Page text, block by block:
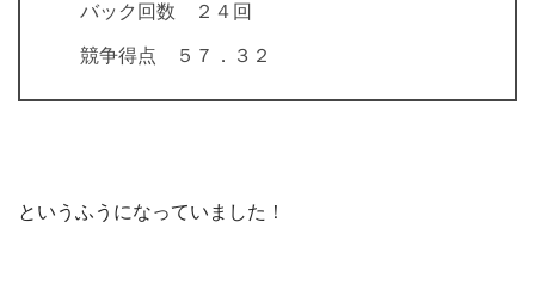
バック回数 ２４回
競争得点 ５７．３２
というふうになっていました！